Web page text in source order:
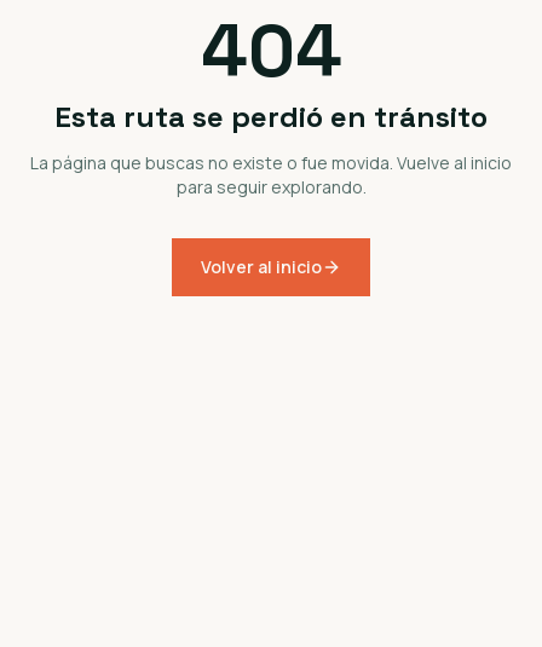
404
Esta ruta se perdió en tránsito
La página que buscas no existe o fue movida. Vuelve al inicio
para seguir explorando.
Volver al inicio